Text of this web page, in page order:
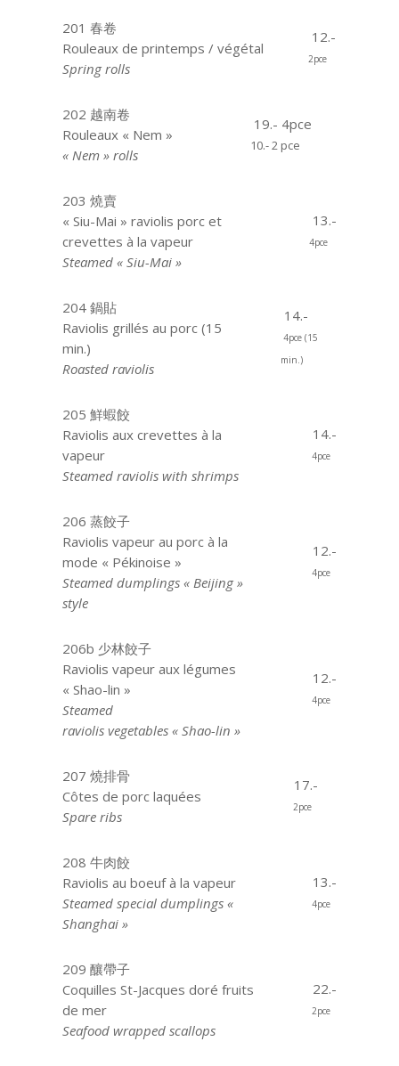
201 春卷
Rouleaux de printemps / végétal
Spring rolls
12.-
2pce
202 越南卷
Rouleaux « Nem »
« Nem » rolls
19.- 4pce
10.- 2 pce
203 燒賣
« Siu-Mai » raviolis porc et
crevettes à la vapeur
Steamed « Siu-Mai »
13.-
4pce
204 鍋貼
Raviolis grillés au porc (15
min.)
Roasted raviolis
14.-
4pce (15
min.)
205 鮮蝦餃
Raviolis aux crevettes à la
vapeur
Steamed raviolis with shrimps
14.-
4pce
206 蒸餃子
Raviolis vapeur au porc à la
mode « Pékinoise »
Steamed dumplings « Beijing »
style
12.-
4pce
206b 少林餃子
Raviolis vapeur aux légumes
« Shao-lin »
Steamed
raviolis vegetables « Shao-lin »
12.-
4pce
207 燒排骨
Côtes de porc laquées
Spare ribs
17.-
2pce
208 牛肉餃
Raviolis au boeuf à la vapeur
Steamed special dumplings «
Shanghai »
13.-
4pce
209 釀帶子
Coquilles St-Jacques doré fruits
de mer
Seafood wrapped scallops
22.-
2pce